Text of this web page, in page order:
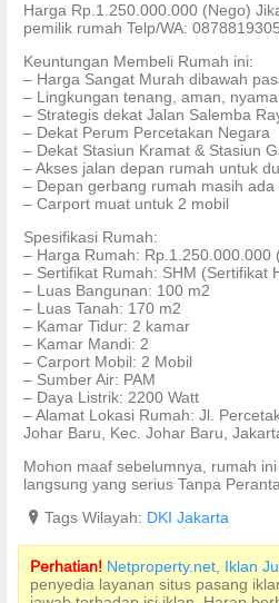
Harga Rp.1.250.000.000 (Nego)
pemilik rumah Telp/WA:
Keuntungan Membeli Rumah ini:
– Harga Sangat Murah dibawah
– Lingkungan tenang, aman,
– Strategis dekat Jalan Salemba
– Dekat Perum Percetakan Negara
– Dekat Stasiun Kramat & Stasiun
– Akses jalan depan rumah untuk
– Depan gerbang rumah masih
– Carport muat untuk 2 mobil
Spesifikasi Rumah:
– Harga Rumah: Rp.1.250.000.000
– Sertifikat Rumah: SHM (Sertifikat
– Luas Bangunan: 100 m2
– Luas Tanah: 170 m2
– Kamar Tidur: 2 kamar
– Kamar Mandi: 2
– Carport Mobil: 2 Mobil
– Sumber Air: PAM
– Daya Listrik: 2200 Watt
– Alamat Lokasi Rumah: Jl.
Johar Baru, Kec. Johar Baru,
Mohon maaf sebelumnya, rumah
langsung yang serius Tanpa
? Tags Wilayah: DKI Jakarta
Perhatian! Netproperty.net, Iklan
penyedia layanan situs pasang